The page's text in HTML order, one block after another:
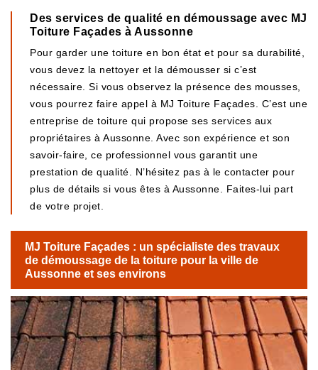
Des services de qualité en démoussage avec MJ
Toiture Façades à Aussonne
Pour garder une toiture en bon état et pour sa durabilité,
vous devez la nettoyer et la démousser si c’est
nécessaire. Si vous observez la présence des mousses,
vous pourrez faire appel à MJ Toiture Façades. C’est une
entreprise de toiture qui propose ses services aux
propriétaires à Aussonne. Avec son expérience et son
savoir-faire, ce professionnel vous garantit une
prestation de qualité. N’hésitez pas à le contacter pour
plus de détails si vous êtes à Aussonne. Faites-lui part
de votre projet.
MJ Toiture Façades : un spécialiste des travaux
de démoussage de la toiture pour la ville de
Aussonne et ses environs